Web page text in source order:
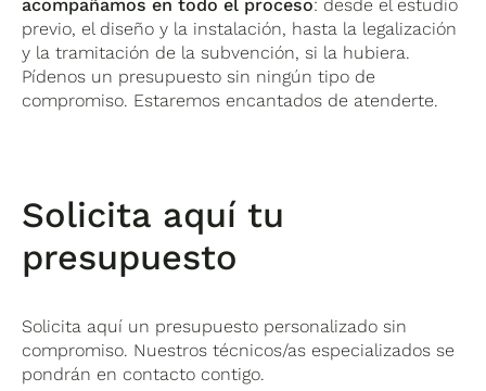
acompañamos en todo el proceso: desde el estudio
previo, el diseño y la instalación, hasta la legalización
y la tramitación de la subvención, si la hubiera.
Pídenos un presupuesto sin ningún tipo de
compromiso. Estaremos encantados de atenderte.
Solicita aquí tu
presupuesto
Solicita aquí un presupuesto personalizado sin
compromiso. Nuestros técnicos/as especializados se
pondrán en contacto contigo.